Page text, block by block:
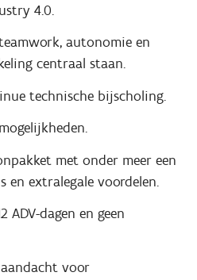
4.0.
autonomie en
centraal staan.
technische bijscholing.
met onder meer een
en extralegale voordelen.
ADV-dagen en geen
voor